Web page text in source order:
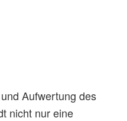
Aufwertung des
nicht nur eine